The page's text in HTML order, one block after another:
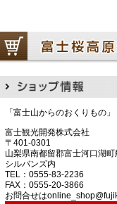
「富士山からのおくりもの」
富士観光開発株式会社
〒401-0301
山梨県南都留郡富士河口湖
シルバンズ内
TEL：0555-83-2236
FAX：0555-20-3866
お問合せは